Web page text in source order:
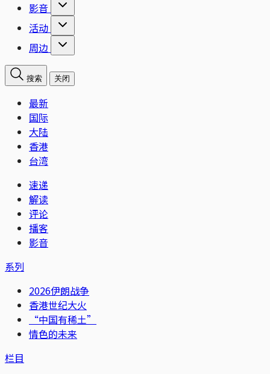
影音
活动
周边
搜索 关闭
最新
国际
大陆
香港
台湾
速递
解读
评论
播客
影音
系列
2026伊朗战争
香港世纪大火
“中国有稀土”
情色的未来
栏目